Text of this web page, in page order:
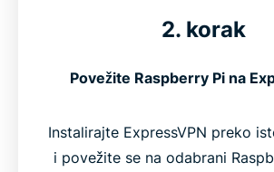
2. korak
Povežite Raspberry Pi na
Instalirajte ExpressVPN preko
i povežite se na odabrani